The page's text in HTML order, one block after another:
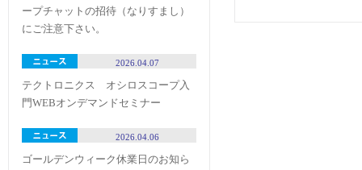
ープチャットの招待（なりすまし）
にご注意下さい。
2026.04.07
テクトロニクス オシロスコープ入
門WEBオンデマンドセミナー
2026.04.06
ゴールデンウィーク休業日のお知ら